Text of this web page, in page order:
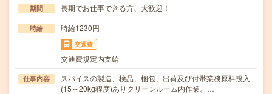
期間 長期でお仕事できる方、大歓迎！
時給 時給1230円
交通費
交通費規定内支給
仕事内容
スパイスの製造、検品、梱包、出荷及び付帯業務原料投入
(15～20kg程度)ありクリーンルーム内作業。…